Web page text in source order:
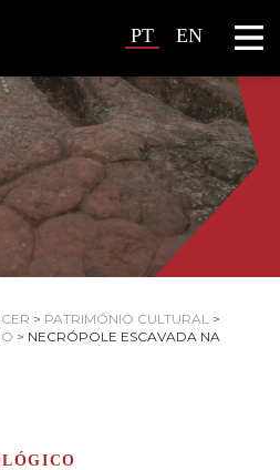
PT EN
> PATRIMÓNIO CULTURAL >
> NECRÓPOLE ESCAVADA NA